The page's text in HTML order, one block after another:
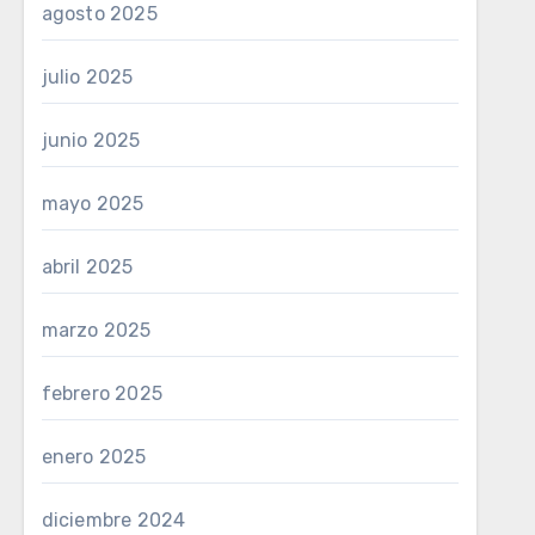
agosto 2025
julio 2025
junio 2025
mayo 2025
abril 2025
marzo 2025
febrero 2025
enero 2025
diciembre 2024